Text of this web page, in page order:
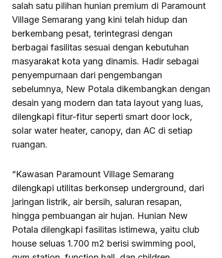
salah satu pilihan hunian premium di Paramount
Village Semarang yang kini telah hidup dan
berkembang pesat, terintegrasi dengan
berbagai fasilitas sesuai dengan kebutuhan
masyarakat kota yang dinamis. Hadir sebagai
penyempurnaan dari pengembangan
sebelumnya, New Potala dikembangkan dengan
desain yang modern dan tata layout yang luas,
dilengkapi fitur-fitur seperti smart door lock,
solar water heater, canopy, dan AC di setiap
ruangan.
“Kawasan Paramount Village Semarang
dilengkapi utilitas berkonsep underground, dari
jaringan listrik, air bersih, saluran resapan,
hingga pembuangan air hujan. Hunian New
Potala dilengkapi fasilitas istimewa, yaitu club
house seluas 1.700 m2 berisi swimming pool,